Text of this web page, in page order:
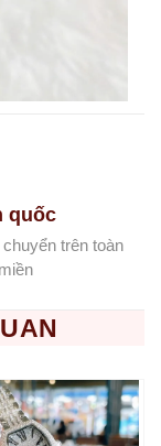
quốc
trên toàn